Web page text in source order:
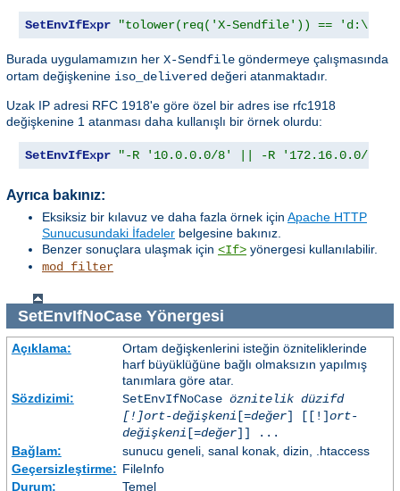
SetEnvIfExpr "tolower(req('X-Sendfile')) ==
Burada uygulamamızın her X-Sendfile göndermeye çalışmasında
ortam değişkenine iso_delivered değeri atanmaktadır.
Uzak IP adresi RFC 1918'e göre özel bir adres ise rfc1918
değişkenine 1 atanması daha kullanışlı bir örnek olurdu:
SetEnvIfExpr "-R '10.0.0.0/8' || -R '172.16.0.0/12'
Ayrıca bakınız:
Eksiksiz bir kılavuz ve daha fazla örnek için Apache HTTP
Sunucusundaki İfadeler belgesine bakınız.
Benzer sonuçlara ulaşmak için <If> yönergesi kullanılabilir.
mod_filter
SetEnvIfNoCaseYönergesi
Açıklama:
Ortam değişkenlerini isteğin özniteliklerinde
harf büyüklüğüne bağlı olmaksızın yapılmış
tanımlara göre atar.
Sözdizimi:
SetEnvIfNoCase öznitelik düzifd
[!]ort-değişkeni [=değer] [[!]ort-
değişkeni [=değer]] ...
Bağlam:
sunucu geneli, sanal konak, dizin, .htaccess
Geçersizleştirme: FileInfo
Durum:
Temel